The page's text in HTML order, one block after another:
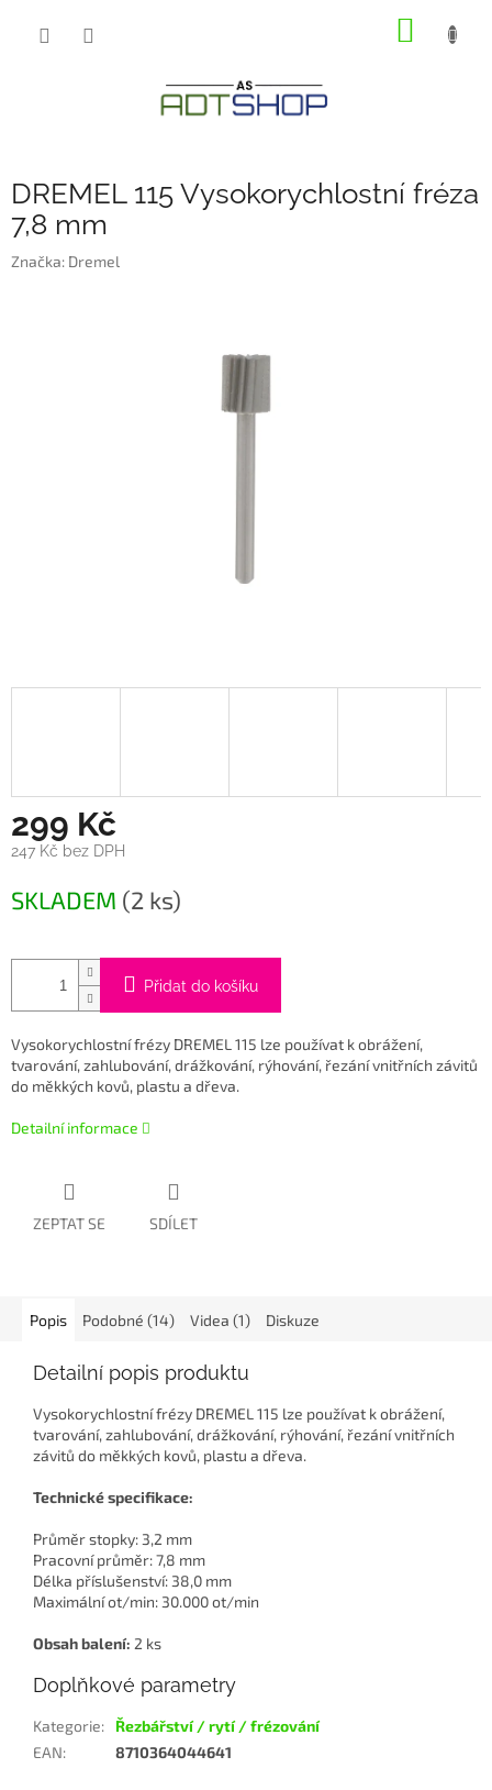
DREMEL 115 Vysokorychlostní fréza
7,8 mm
Značka: Dremel
299 Kč
247 Kč bez DPH
cena:
SKLADEM (2 ks)
Přidat do košíku
Vysokorychlostní frézy DREMEL 115 lze používat k obrážení,
tvarování, zahlubování, drážkování, rýhování, řezání vnitřních závitů
do měkkých kovů, plastu a dřeva.
Detailní informace
ZEPTAT SE SDÍLET
Popis Podobné (14) Videa (1) Diskuze
Detailní popis produktu
Vysokorychlostní frézy DREMEL 115 lze používat k obrážení,
tvarování, zahlubování, drážkování, rýhování, řezání vnitřních
závitů do měkkých kovů, plastu a dřeva.
Technické specifikace:
Průměr stopky: 3,2 mm
Pracovní průměr: 7,8 mm
Délka příslušenství: 38,0 mm
Maximální ot/min: 30.000 ot/min
Obsah balení: 2 ks
Doplňkové parametry
Kategorie:
Řezbářství / rytí / frézování
EAN: 8710364044641